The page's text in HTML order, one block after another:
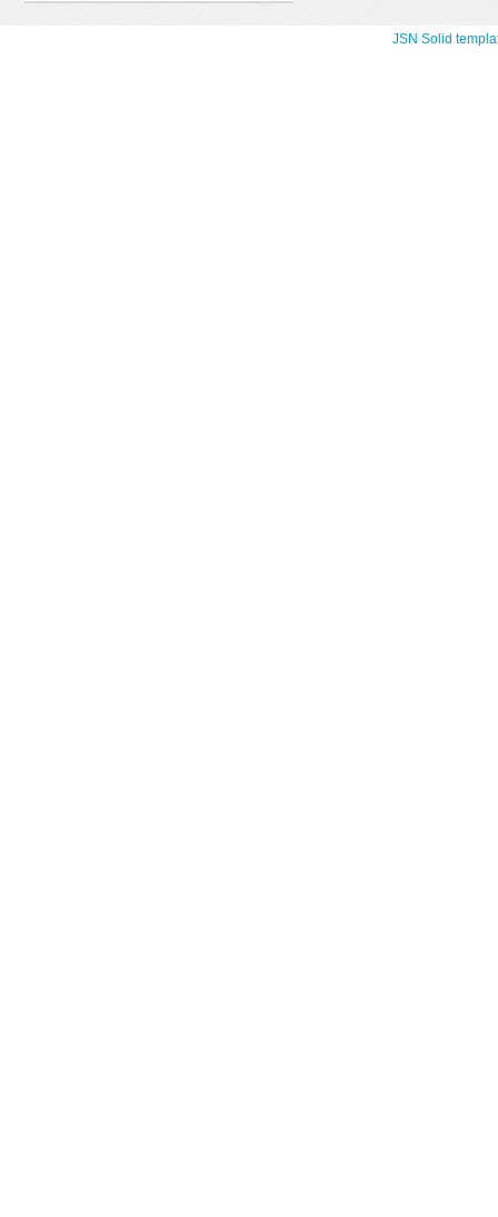
JSN Solid